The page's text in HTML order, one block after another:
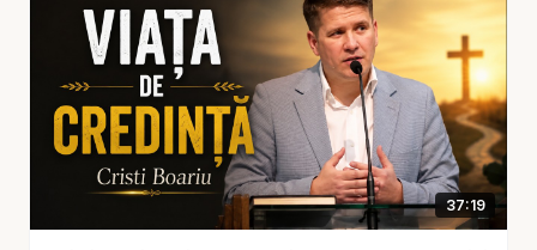
rapide la rugăciune, ci și transformările tăcute și
profunde pe care Dumnezeu le face în interiorul
omului. Uneori cea mai mare minune nu este
schimbarea imediată a situației, ci schimbarea
inimii care învață să rămână stabilă, curată și plină
de pace în mijlocul furtunii. Credința adevărată îl
ajută pe om să meargă înainte când nu înțelege, să
se roage când nu vede încă răspunsul și să spere
37:19